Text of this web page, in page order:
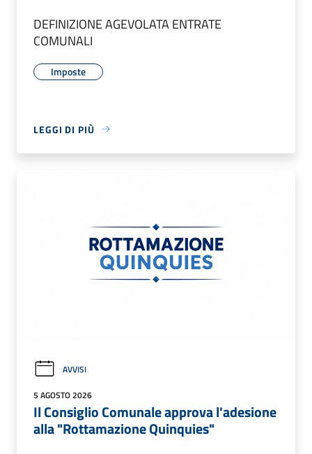
DEFINIZIONE AGEVOLATA ENTRATE
COMUNALI
Imposte
LEGGI DI PIÙ
AVVISI
5 AGOSTO 2026
Il Consiglio Comunale approva l'adesione
alla "Rottamazione Quinquies"